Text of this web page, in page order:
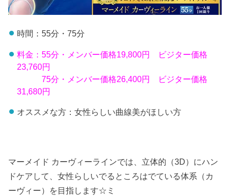
時間：55分・75分
料金：55分・メンバー価格19,800円 ビジター価格
23,760円
75分・メンバー価格26,400円 ビジター価格
31,680円
オススメな方：女性らしい曲線美がほしい方
マーメイド カーヴィーラインでは、立体的（3D）にハン
ドケアして、女性らしいでるところはでている体系（カ
ーヴィー）を目指します☆ミ